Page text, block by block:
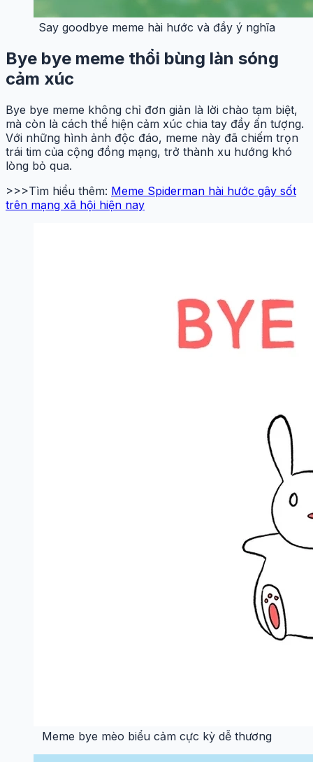
Say goodbye meme hài hước và đầy ý nghĩa
Bye bye meme thổi bùng làn sóng
cảm xúc
Bye bye meme không chỉ đơn giản là lời chào tạm biệt,
mà còn là cách thể hiện cảm xúc chia tay đầy ấn tượng.
Với những hình ảnh độc đáo, meme này đã chiếm trọn
trái tim của cộng đồng mạng, trở thành xu hướng khó
lòng bỏ qua.
>>>Tìm hiểu thêm: Meme Spiderman hài hước gây sốt
trên mạng xã hội hiện nay
Meme bye mèo biểu cảm cực kỳ dễ thương